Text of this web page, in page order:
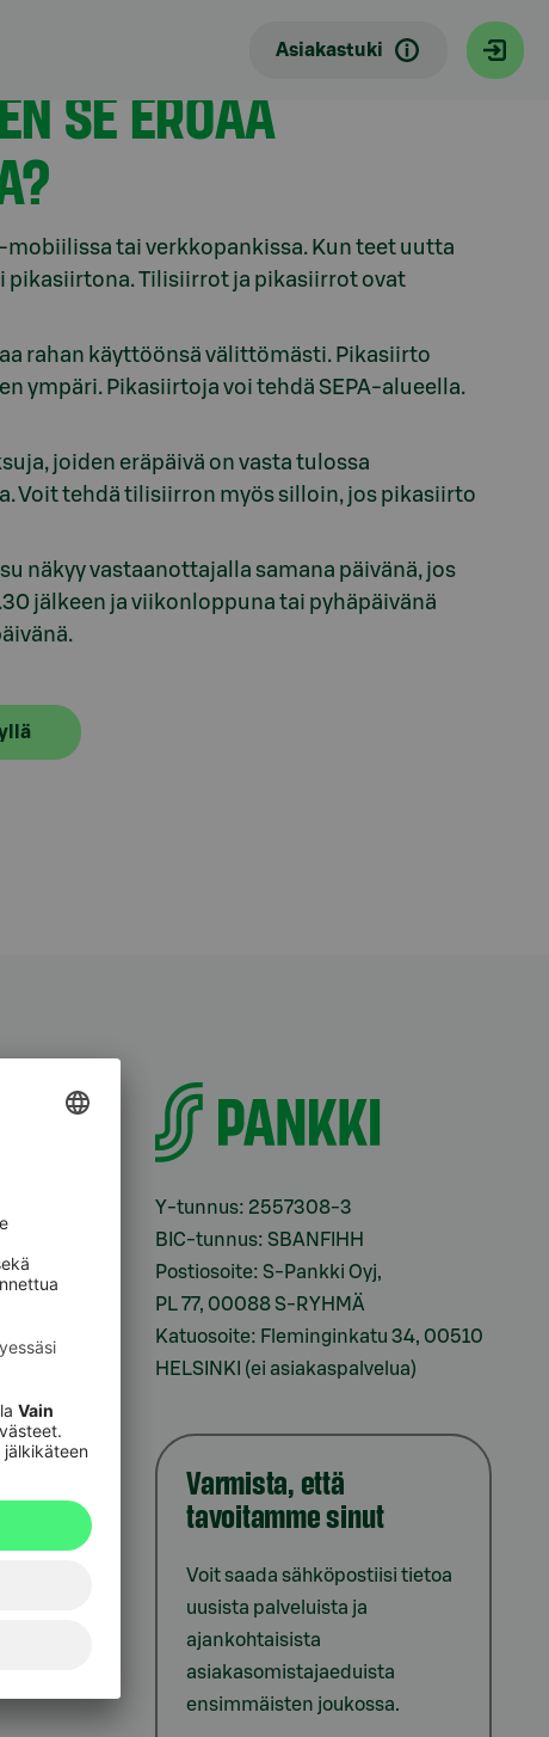
Asiakastuki
SE EROAA
tai verkkopankissa. Kun teet uutta
pikasiirtona. Tilisiirrot ja pikasiirrot ovat
rahan käyttöönsä välittömästi. Pikasiirto
ympäri. Pikasiirtoja voi tehdä SEPA-alueella.
joiden eräpäivä on vasta tulossa
Voit tehdä tilisiirron myös silloin, jos pikasiirto
näkyy vastaanottajalla samana päivänä, jos
jälkeen ja viikonloppuna tai pyhäpäivänä
Y-tunnus: 2557308-3
BIC-tunnus: SBANFIHH
Postiosoite: S-Pankki Oyj,
PL 77, 00088 S-RYHMÄ
Katuosoite: Fleminginkatu 34, 00510
HELSINKI (ei asiakaspalvelua)
Varmista, että
tavoitamme sinut
Voit saada sähköpostiisi tietoa
uusista palveluista ja
ajankohtaisista
asiakasomistajaeduista
ensimmäisten joukossa.